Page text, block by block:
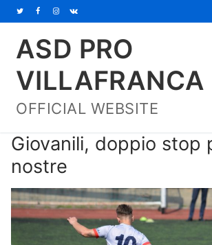
al
contenuto
ASD PRO
VILLAFRANCA
OFFICIAL WEBSITE
Giovanili, doppio stop
nostre